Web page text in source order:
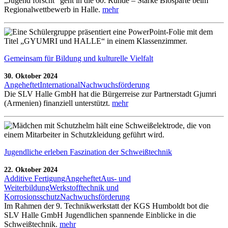
Regionalwettbewerb in Halle. mehr
Gemeinsam für Bildung und kulturelle Vielfalt
30. Oktober 2024
AngeheftetInternationalNachwuchsförderung
Die SLV Halle GmbH hat die Bürgerreise zur Partnerstadt Gjumri
(Armenien) finanziell unterstützt. mehr
Jugendliche erleben Faszination der Schweißtechnik
22. Oktober 2024
Additive FertigungAngeheftetAus- und
WeiterbildungWerkstofftechnik und
KorrosionsschutzNachwuchsförderung
Im Rahmen der 9. Technikwerkstatt der KGS Humboldt bot die
SLV Halle GmbH Jugendlichen spannende Einblicke in die
Schweißtechnik. mehr